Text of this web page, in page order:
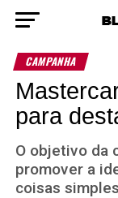
CAMPANHA
para
O objetivo da
promover a
coisas